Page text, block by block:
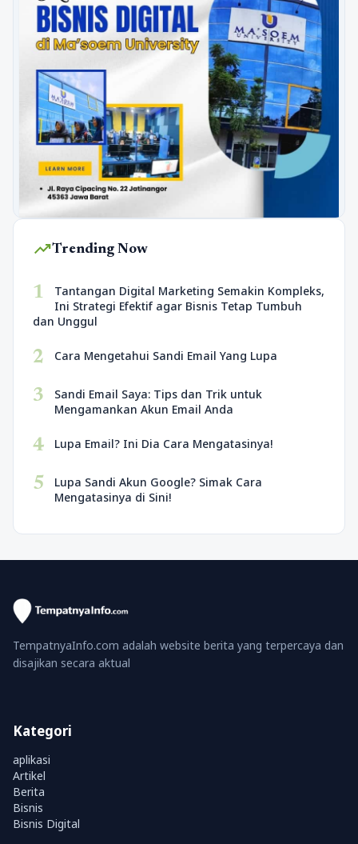
trending_upTrending Now
1
Tantangan Digital Marketing Semakin Kompleks,
Ini Strategi Efektif agar Bisnis Tetap Tumbuh
dan Unggul
2 Cara Mengetahui Sandi Email Yang Lupa
3
Sandi Email Saya: Tips dan Trik untuk
Mengamankan Akun Email Anda
4 Lupa Email? Ini Dia Cara Mengatasinya!
5
Lupa Sandi Akun Google? Simak Cara
Mengatasinya di Sini!
TempatnyaInfo.com adalah website berita yang terpercaya dan
disajikan secara aktual
Kategori
aplikasi
Artikel
Berita
Bisnis
Bisnis Digital